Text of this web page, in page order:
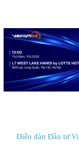
Diễn đàn Đầu tư